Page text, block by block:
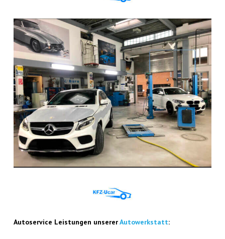
Auto­ser­vice Leis­tun­gen unse­rerAuto­werk­statt: